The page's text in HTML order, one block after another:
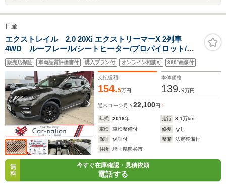
日産
エクストレイル 2.0 20Xi エクストリーマーX 2列車
4WD ルーフレール/シートヒーター/プロパイロット/イ
ンテリジェントエマブレ・アラウンドビュー・ルームミ
ラー/オートバックドア/LEDヘッド/ハイビームアシスト/
純正SDナビ/フルセグ/DVD/Bluetooth/ETC
販売店保証 車両品質評価書付 購入プラン付 オンライン相談可 360°画像付
支払総額
154.5万円
本体価格
139.9万円
通常ローン 月々22,100円
年式 2018年 走行 8.1万km
車検
車検整備付 修復
なし
保証
保証付 整備
法定整備付
住所
埼玉県熊谷市
無
料
今すぐ在庫確認・見積依頼
電話する